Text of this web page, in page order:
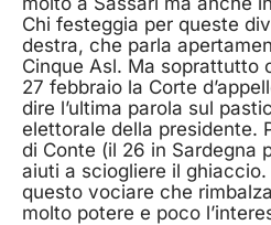
Chi festeggia per queste
destra, che parla
Cinque Asl. Ma soprattutto
27 febbraio la Corte
dire l’ultima parola sul
elettorale della presidente.
di Conte (il 26 in Sardegna
aiuti a sciogliere il
questo vociare che
molto potere e poco